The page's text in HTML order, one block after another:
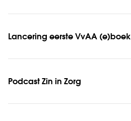
Lancering eerste VvAA (e)boek
Podcast Zin in Zorg